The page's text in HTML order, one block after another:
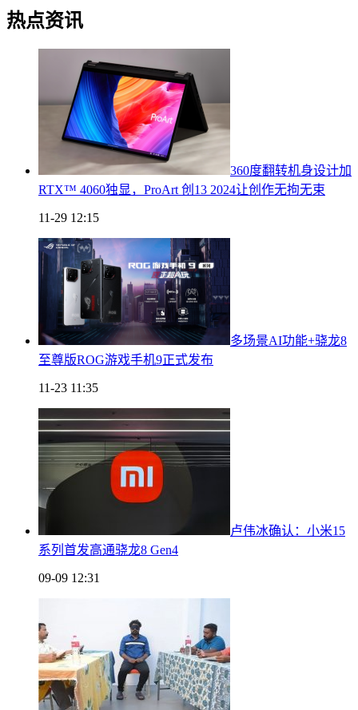
热点资讯
360度翻转机身设计加
RTX™ 4060独显，ProArt 创13 2024让创作无拘无束
11-29 12:15
多场景AI功能+骁龙8
至尊版ROG游戏手机9正式发布
11-23 11:35
卢伟冰确认：小米15
系列首发高通骁龙8 Gen4
09-09 12:31